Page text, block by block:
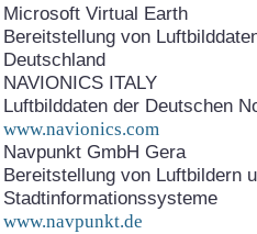
Microsoft Virtual Earth
Bereitstellung von
Deutschland
NAVIONICS ITALY
Luftbilddaten der Deutschen
www.navionics.com
Navpunkt GmbH Gera
Bereitstellung von Luftbildern
Stadtinformationssysteme
www.navpunkt.de